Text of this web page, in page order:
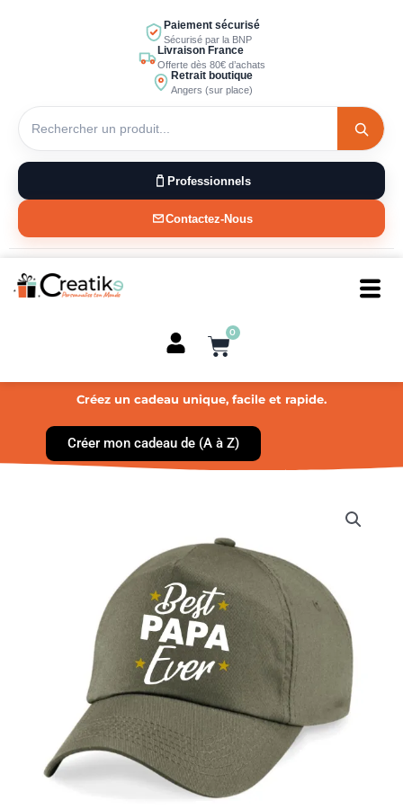
Paiement sécurisé
Sécurisé par la BNP
Livraison France
Offerte dès 80€ d’achats
Retrait boutique
Angers (sur place)
Professionnels
Contactez-Nous
0
Panier
Créez un cadeau unique, facile et rapide.
Créer mon cadeau de (A à Z)
Casquette
[Papa/Papy/Parrain/...]